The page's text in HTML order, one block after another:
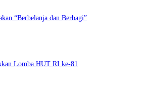
“Berbelanja dan Berbagi”
Lomba HUT RI ke-81